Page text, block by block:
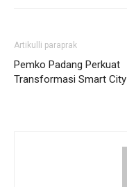
Artikulli paraprak
Pemko Padang Perkuat
Transformasi Smart City